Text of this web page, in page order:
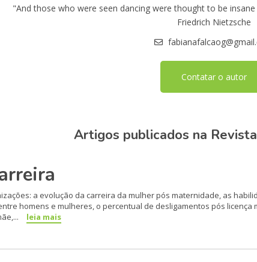
"And those who were seen dancing were thought to be
Friedrich Nietzsche
Contatar o autor
Artigos publicados na
a evolução da carreira da mulher pós maternidade, as
homens e mulheres, o percentual de desligamentos pós
leia mais